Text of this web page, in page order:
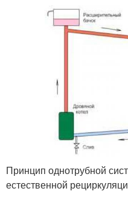
Принцип однотрубной
естественной